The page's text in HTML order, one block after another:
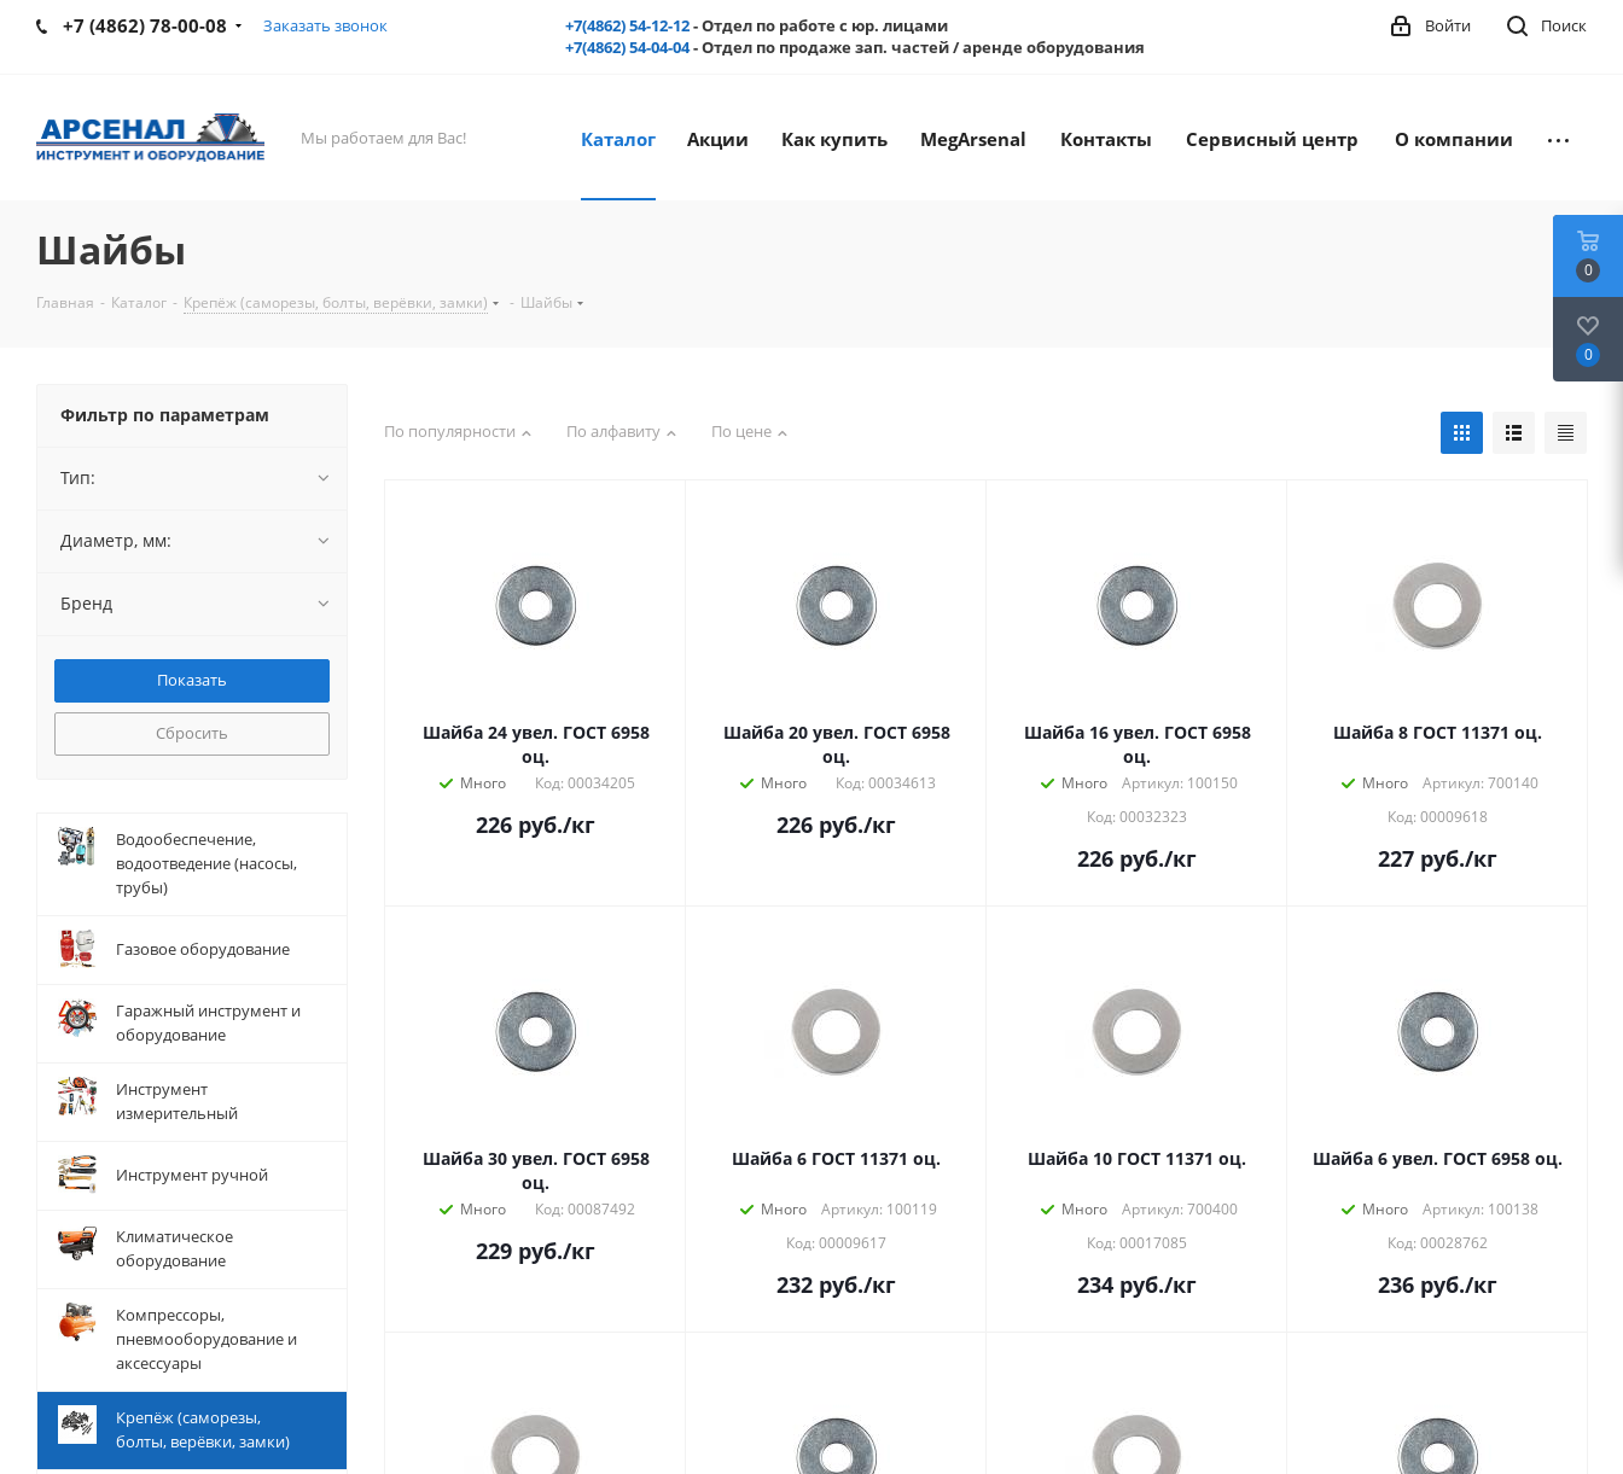
+7 (4862) 78-00-08 Заказать звонок +7(4862) 54-12-12- Отдел по работе с юр. лицами
+7(4862) 54-04-04- Отдел по продаже зап. частей / аренде оборудования
Поиск
Войти
Мы работаем для Вас! Каталог Акции Как купить MegArsenal Контакты Сервисный центр О компании
Шайбы
Главная - Каталог - Крепёж (саморезы, болты, верёвки, замки) - Шайбы
По популярности По алфавиту По цене
Шайба 24 увел. ГОСТ 6958
оц.
Много Код: 00034205
226 руб./кг
Шайба 20 увел. ГОСТ 6958
оц.
Много Код: 00034613
226 руб./кг
Шайба 16 увел. ГОСТ 6958
оц.
Много
Артикул: 100150
Код: 00032323
226 руб./кг
Шайба 8 ГОСТ 11371 оц.
Много
Артикул: 700140
Код: 00009618
227 руб./кг
Шайба 30 увел. ГОСТ 6958
оц.
Много Код: 00087492
229 руб./кг
Шайба 6 ГОСТ 11371 оц.
Много
Артикул: 100119
Код: 00009617
232 руб./кг
Шайба 10 ГОСТ 11371 оц.
Много
Артикул: 700400
Код: 00017085
234 руб./кг
Шайба 6 увел. ГОСТ 6958 оц.
Много
Артикул: 100138
Код: 00028762
236 руб./кг
Фильтр по параметрам
Тип:
Диаметр, мм:
Бренд
Сбросить
Водообеспечение,
водоотведение (насосы,
трубы)
Газовое оборудование
Гаражный инструмент и
оборудование
Инструмент
измерительный
Инструмент ручной
Климатическое
оборудование
Компрессоры,
пневмооборудование и
аксессуары
Крепёж (саморезы,
болты, верёвки, замки)
0
0